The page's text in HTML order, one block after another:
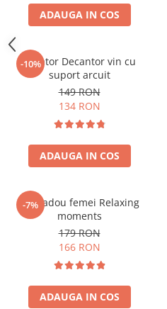
ADAUGA IN COS
-10%
Aerator Decantor vin cu
suport arcuit
149 RON
134 RON
ADAUGA IN COS
-7%
Set cadou femei Relaxing
moments
179 RON
166 RON
ADAUGA IN COS